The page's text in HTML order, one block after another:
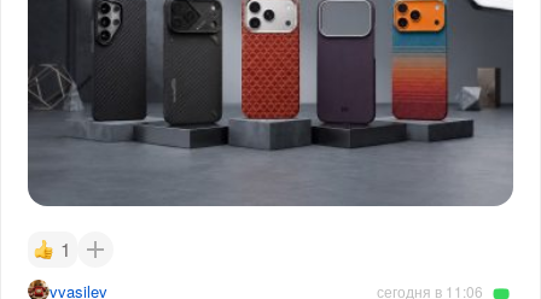
1
vvasilev сегодня в 11:06